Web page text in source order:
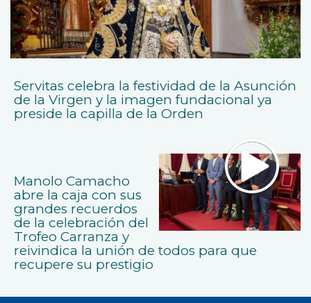
Servitas celebra la festividad de la Asunción
de la Virgen y la imagen fundacional ya
preside la capilla de la Orden
Manolo Camacho
abre la caja con sus
grandes recuerdos
de la celebración del
Trofeo Carranza y
reivindica la unión de todos para que
recupere su prestigio